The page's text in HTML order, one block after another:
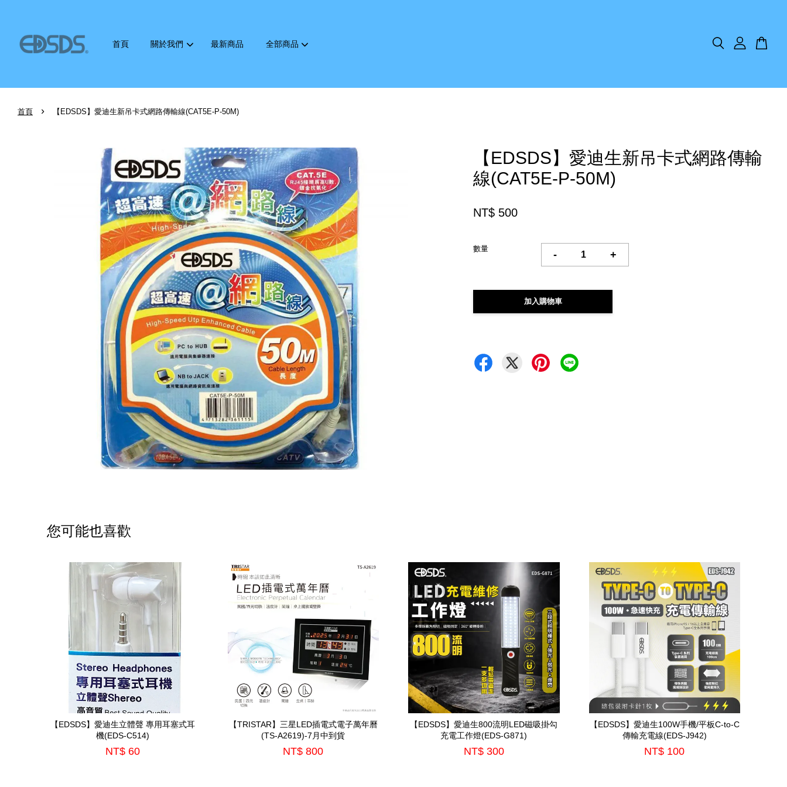
首頁 關於我們 最新商品 全部商品
首頁 › 【EDSDS】愛迪生新吊卡式網路傳輸線(CAT5E-P-50M)
【EDSDS】愛迪生新吊卡式網路傳輸
線(CAT5E-P-50M)
NT$ 500
數量
- +
加入購物車
您可能也喜歡
【EDSDS】愛迪生立體聲 專用耳塞式耳
機(EDS-C514)
NT$ 60
【TRISTAR】三星LED插電式電子萬年曆
(TS-A2619)-7月中到貨
NT$ 800
【EDSDS】愛迪生800流明LED磁吸掛勾
充電工作燈(EDS-G871)
NT$ 300
【EDSDS】愛迪生100W手機/平板C-to-C
傳輸充電線(EDS-J942)
NT$ 100